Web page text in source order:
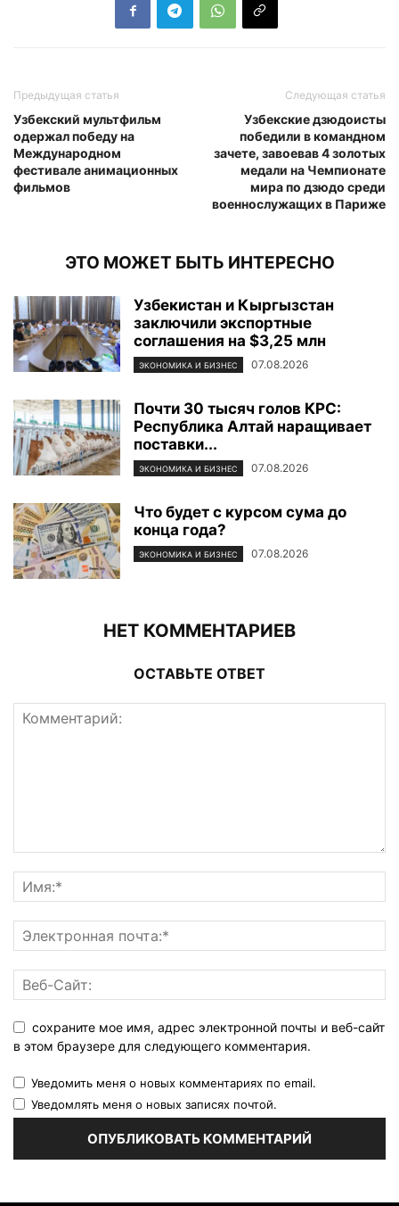
Предыдущая статья
Узбекский мультфильм
одержал победу на
Международном
фестивале анимационных
фильмов
Следующая статья
Узбекские дзюдоисты
победили в командном
зачете, завоевав 4 золотых
медали на Чемпионате
мира по дзюдо среди
военнослужащих в Париже
ЭТО МОЖЕТ БЫТЬ ИНТЕРЕСНО
Узбекистан и Кыргызстан
заключили экспортные
соглашения на $3,25 млн
ЭКОНОМИКА И БИЗНЕС 07.08.2026
Почти 30 тысяч голов КРС:
Республика Алтай наращивает
поставки...
ЭКОНОМИКА И БИЗНЕС 07.08.2026
Что будет с курсом сума до
конца года?
ЭКОНОМИКА И БИЗНЕС 07.08.2026
НЕТ КОММЕНТАРИЕВ
ОСТАВЬТЕ ОТВЕТ
сохраните мое имя, адрес электронной почты и веб-сайт
в этом браузере для следующего комментария.
Уведомить меня о новых комментариях по email.
Уведомлять меня о новых записях почтой.